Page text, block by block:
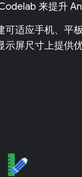
来提升
可适应手机、平
屏尺寸上提供